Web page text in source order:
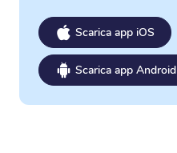
Scarica app iOS
Scarica app Android